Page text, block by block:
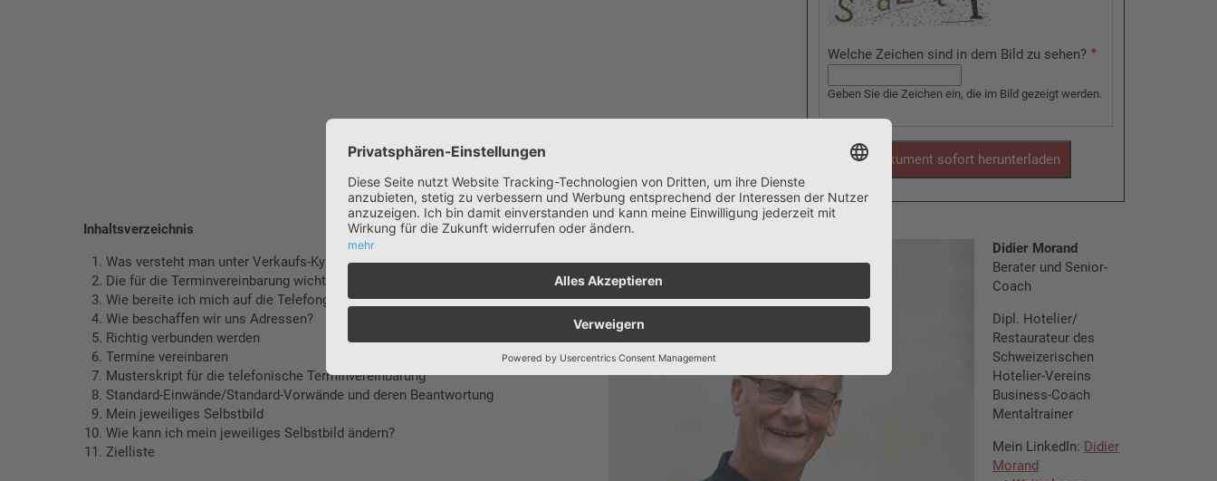
Welche Zeichen sind in dem Bild zu sehen?
Geben Sie die Zeichen ein, die im Bild gezeigt werden.
Inhaltsverzeichnis
Was versteht man unter Verkaufs-Kybernetik?
Die für die Terminvereinbarung wichtigen Grundbedürfnisse
Wie bereite ich mich auf die Telefongespräche vor?
Wie beschaffen wir uns Adressen?
Richtig verbunden werden
Termine vereinbaren
Musterskript für die telefonische Terminvereinbarung
Standard-Einwände/Standard-Vorwände und deren Beantwortung
Mein jeweiliges Selbstbild
Wie kann ich mein jeweiliges Selbstbild ändern?
Zielliste
Über den Autor
Didier Morand
Berater und Senior-
Coach
Dipl. Hotelier/​
Restaurateur des
Schweizerischen
Hotelier-Vereins
Business-Coach
Mentaltrainer
Mein LinkedIn: Didier
Morand